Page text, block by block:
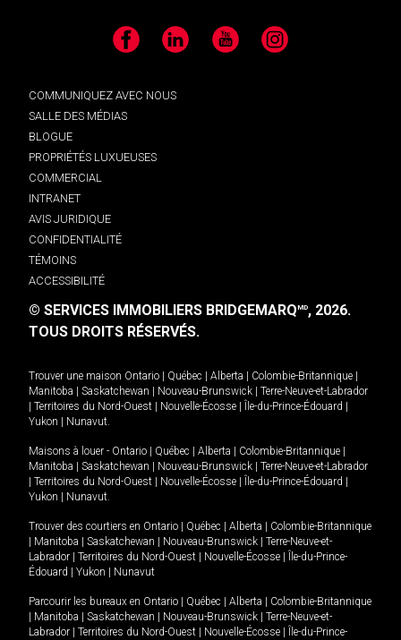
Facebook LinkedIn YouTube Instagram
COMMUNIQUEZ AVEC NOUS
SALLE DES MÉDIAS
BLOGUE
PROPRIÉTÉS LUXUEUSES
COMMERCIAL
INTRANET
AVIS JURIDIQUE
CONFIDENTIALITÉ
TÉMOINS
ACCESSIBILITÉ
© SERVICES IMMOBILIERS BRIDGEMARQMD, 2026.
TOUS DROITS RÉSERVÉS.
Trouver une maison Ontario Québec Alberta Colombie-Britannique
Manitoba
Saskatchewan Nouveau-Brunswick
Terre-Neuve-et-Labrador
Territoires du Nord-Ouest Nouvelle-Écosse Île-du-Prince-Édouard
Yukon
Nunavut.
Maisons à louer - Ontario Québec Alberta Colombie-Britannique
Manitoba
Saskatchewan Nouveau-Brunswick
Terre-Neuve-et-Labrador
Territoires du Nord-Ouest Nouvelle-Écosse Île-du-Prince-Édouard
Yukon
Nunavut.
Trouver des courtiers en Ontario Québec Alberta
Colombie-Britannique
Manitoba Saskatchewan Nouveau-Brunswick
Terre-Neuve-et-
Labrador
Territoires du Nord-Ouest Nouvelle-Écosse
Île-du-Prince-
Édouard
Yukon Nunavut
Parcourir les bureaux en Ontario Québec Alberta
Colombie-Britannique
Manitoba Saskatchewan Nouveau-Brunswick
Terre-Neuve-et-
Labrador
Territoires du Nord-Ouest Nouvelle-Écosse
Île-du-Prince-